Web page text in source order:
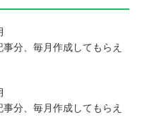
分、毎月作成してもらえ
分、毎月作成してもらえ